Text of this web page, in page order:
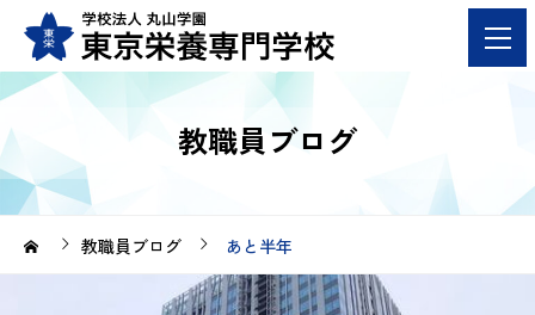
教職員ブログ
教職員ブログ あと半年